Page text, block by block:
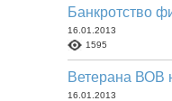
Банкротство
16.01.2013
1595
Ветерана ВОВ
16.01.2013